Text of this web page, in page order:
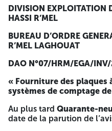
Une (01) plaque à orifice 08’’ ;
. Le Dossier d’Appel
être retiré par une demande
registre de commerce et
Au plus tard vingt-huit(28)
contre paiement d’un
Mille DinarsAlgériens (3
DIVISION EXPLOITATION
HASSI R’MEL
BUREAU D’ORDRE
R’MEL LAGHOUAT
DAO N°07/HRM/EGA/
« Fourniture des
systèmes de comptage de
Au plus tard Quarante-
date de la parution de